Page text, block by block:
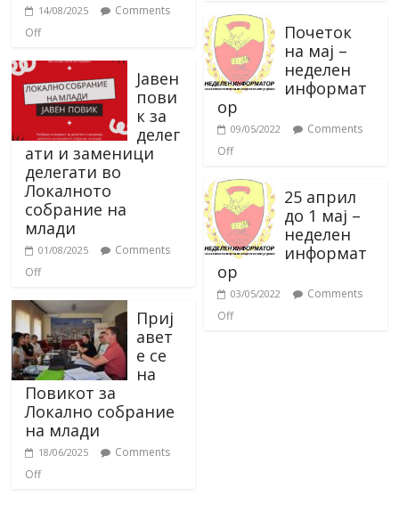
14/08/2025
Comments
Off
Јавен
пови
к за
делег
ати и заменици
делегати во
Локалното
собрание на
млади
01/08/2025
Comments
Off
Приј
авет
е се
на
Повикот за
Локално собрание
на млади
18/06/2025
Comments
Off
Почеток
на мај –
неделен
информат
ор
09/05/2022
Comments
Off
25 април
до 1 мај –
неделен
информат
ор
03/05/2022
Comments
Off